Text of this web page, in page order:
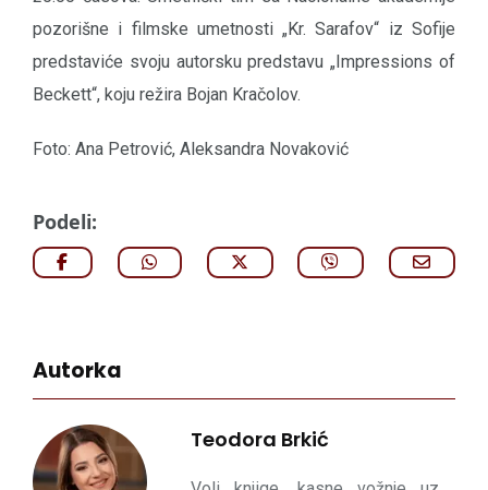
pozorišne i filmske umetnosti „Kr. Sarafov“ iz Sofije
predstaviće svoju autorsku predstavu „Impressions of
Beckett“, koju režira Bojan Kračolov.
Foto: Ana Petrović, Aleksandra Novaković
Podeli:
Autorka
Teodora Brkić